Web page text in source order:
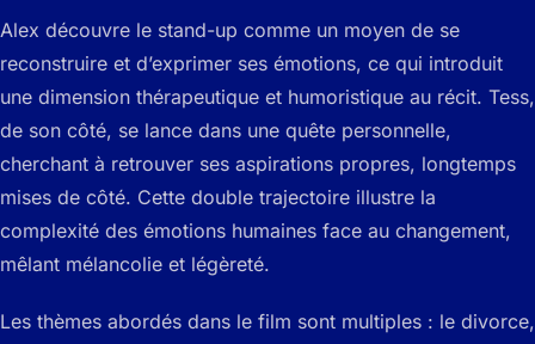
Alex découvre le stand-up comme un moyen de se
reconstruire et d’exprimer ses émotions, ce qui introduit
une dimension thérapeutique et humoristique au récit. Tess,
de son côté, se lance dans une quête personnelle,
cherchant à retrouver ses aspirations propres, longtemps
mises de côté. Cette double trajectoire illustre la
complexité des émotions humaines face au changement,
mêlant mélancolie et légèreté.
Les thèmes abordés dans le film sont multiples : le divorce,